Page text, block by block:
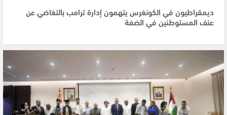
ديمقراطيون في الكونغرس يتهمون إدارة ترامب بالتغاضي عن
عنف المستوطنين في الضفة